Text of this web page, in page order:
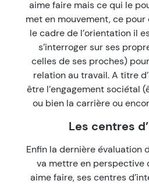
aime faire mais ce qui le
met en mouvement, ce pour
le cadre de l’orientation il
s’interroger sur ses
celles de ses proches)
relation au travail. A titre
être l’engagement sociétal
ou bien la carrière ou
Les centres
Enfin la dernière évaluation
va mettre en perspective
aime faire, ses centres